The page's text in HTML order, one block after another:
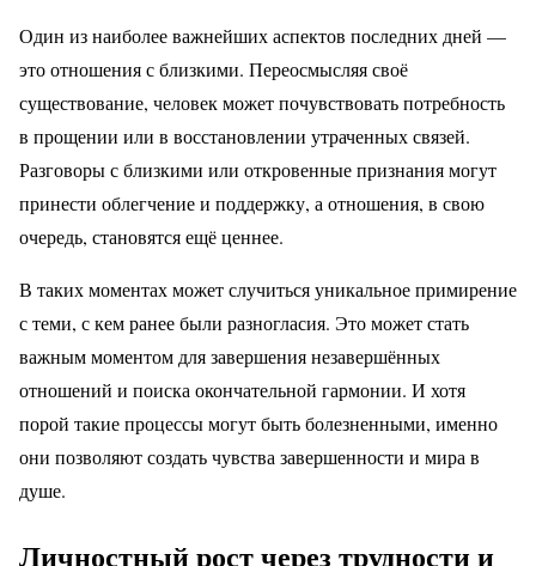
Один из наиболее важнейших аспектов последних дней —
это отношения с близкими. Переосмысляя своё
существование, человек может почувствовать потребность
в прощении или в восстановлении утраченных связей.
Разговоры с близкими или откровенные признания могут
принести облегчение и поддержку, а отношения, в свою
очередь, становятся ещё ценнее.
В таких моментах может случиться уникальное примирение
с теми, с кем ранее были разногласия. Это может стать
важным моментом для завершения незавершённых
отношений и поиска окончательной гармонии. И хотя
порой такие процессы могут быть болезненными, именно
они позволяют создать чувства завершенности и мира в
душе.
Личностный рост через трудности и